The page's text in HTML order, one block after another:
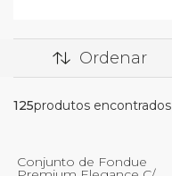
Ordenar
125produtos encontrados
Conjunto de Fondue